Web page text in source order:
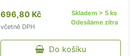
speciální zvukové efekty.
696,80 Kč
včetně DPH
Skladem > 5 ks
Odesíláme zítra
Do košíku